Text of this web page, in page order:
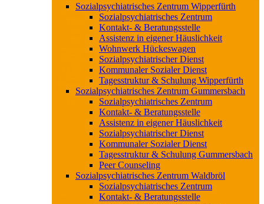
Sozialpsychiatrisches Zentrum Wipperfürth
Sozialpsychiatrisches Zentrum
Kontakt- & Beratungsstelle
Assistenz in eigener Häuslichkeit
Wohnwerk Hückeswagen
Sozialpsychiatrischer Dienst
Kommunaler Sozialer Dienst
Tagesstruktur & Schulung Wipperfürth
Sozialpsychiatrisches Zentrum Gummersbach
Sozialpsychiatrisches Zentrum
Kontakt- & Beratungsstelle
Assistenz in eigener Häuslichkeit
Sozialpsychiatrischer Dienst
Kommunaler Sozialer Dienst
Tagesstruktur & Schulung Gummersbach
Peer Counseling
Sozialpsychiatrisches Zentrum Waldbröl
Sozialpsychiatrisches Zentrum
Kontakt- & Beratungsstelle